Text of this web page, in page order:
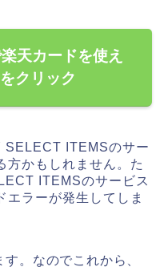
天カードを使え
クリック
SELECT ITEMSのサー
方かもしれません。た
ITEMSのサービス
エラーが発生してしま
。なのでこれから、